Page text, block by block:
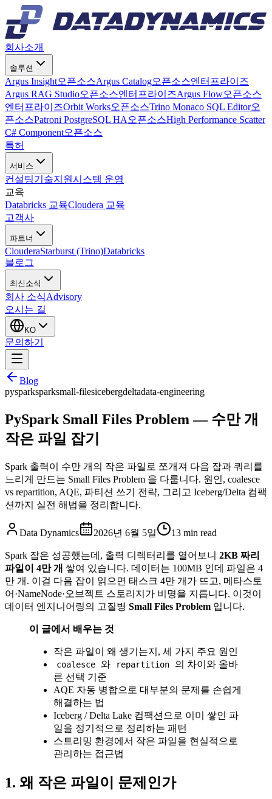
회사소개
솔루션
Argus Insight오픈소스Argus Catalog오픈소스엔터프라이즈
Argus RAG Studio오픈소스엔터프라이즈Argus Flow오픈소스
엔터프라이즈Orbit Works오픈소스Trino Monaco SQL Editor오
픈소스Patroni PostgreSQL HA 오픈소스High Performance Scatter
C# Component오픈소스
특허
서비스
컨설팅기술지원시스템 운영
교육
Databricks 교육Cloudera 교육
고객사
파트너
ClouderaStarburst (Trino)Databricks
블로그
최신소식
회사 소식Advisory
오시는 길
KO
문의하기
Blog
pysparksparksmall-filesicebergdeltadata-engineering
PySpark Small Files Problem — 수만 개
작은 파일 잡기
Spark 출력이 수만 개의 작은 파일로 쪼개져 다음 잡과 쿼리를
느리게 만드는 Small Files Problem 을 다룹니다. 원인, coalesce
vs repartition, AQE, 파티션 쓰기 전략, 그리고 Iceberg/Delta 컴팩
션까지 실전 해법을 정리합니다.
Data Dynamics 2026년 6월 5일 13 min read
Spark 잡은 성공했는데, 출력 디렉터리를 열어보니 2KB 짜리
파일이 4만 개 쌓여 있습니다. 데이터는 100MB 인데 파일은 4
만 개. 이걸 다음 잡이 읽으면 태스크 4만 개가 뜨고, 메타스토
어·NameNode·오브젝트 스토리지가 비명을 지릅니다. 이것이
데이터 엔지니어링의 고질병 Small Files Problem 입니다.
이 글에서 배우는 것
작은 파일이 왜 생기는지, 세 가지 주요 원인
coalesce 와 repartition
의 차이와 올바
른 선택 기준
AQE 자동 병합으로 대부분의 문제를 손쉽게
해결하는 법
Iceberg / Delta Lake 컴팩션으로 이미 쌓인 파
일을 정기적으로 정리하는 패턴
스트리밍 환경에서 작은 파일을 현실적으로
관리하는 접근법
1. 왜 작은 파일이 문제인가